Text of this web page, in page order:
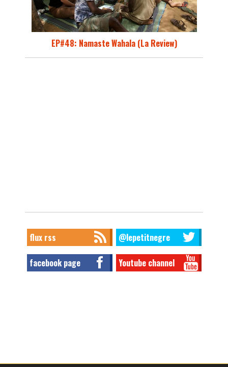
EP#48: Namaste Wahala (La Review)
flux rss @lepetitnegre
facebook page Youtube channel